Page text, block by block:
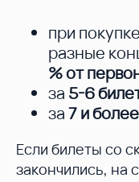
при покупке
разные
%от
за 5-6
за7 и
Если билеты со
закончились, на